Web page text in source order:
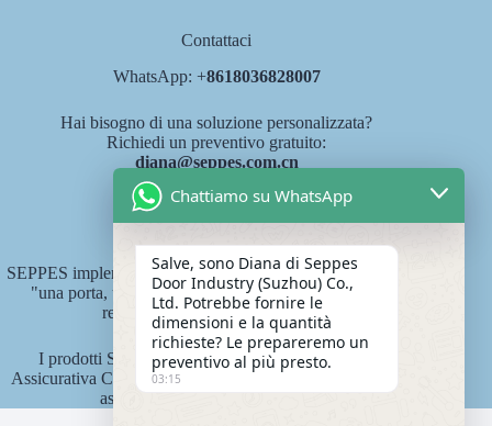
Contattaci
WhatsApp: +8618036828007
Hai bisogno di una soluzione personalizzata?
Richiedi un preventivo gratuito:
diana@seppes.com.cn
SEPPES implementa il nuovo standard di servizio del settore
"una porta, un cortile, servizio a vita" come sistema di
responsabilità a vita del prodotto.
I prodotti SEPPES sono assicurati dalla Compagnia
Assicurativa Cinese Ping An State Property con un importo
assicurativo di 15 milioni di yuan.
Chattiamo su WhatsApp
Salve, sono Diana di Seppes
Door Industry (Suzhou) Co.,
Ltd. Potrebbe fornire le
dimensioni e la quantità
richieste? Le prepareremo un
preventivo al più presto.
03:15